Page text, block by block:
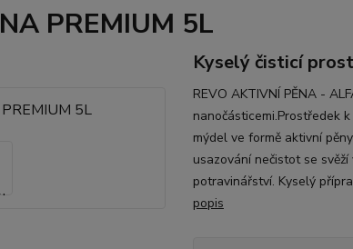
PREMIUM 5L
Kyselý čisticí
REVO AKTIVNÍ PĚNA -
nanočásticemi.Prostředek
mýdel ve formě aktivní
usazování nečistot se
potravinářství. Kyselý
popis